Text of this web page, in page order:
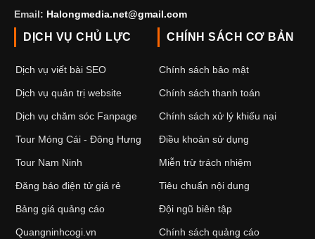
Email: Halongmedia.net@gmail.com
DỊCH VỤ CHỦ LỰC
Dịch vụ viết bài SEO
Dịch vụ quản trị website
Dịch vụ chăm sóc Fanpage
Tour Móng Cái - Đông Hưng
Tour Nam Ninh
Đăng báo điện tử giá rẻ
Bảng giá quảng cáo
Quangninhcogi.vn
CHÍNH SÁCH CƠ BẢN
Chính sách bảo mật
Chính sách thanh toán
Chính sách xử lý khiếu nại
Điều khoản sử dụng
Miễn trừ trách nhiệm
Tiêu chuẩn nội dung
Đội ngũ biên tập
Chính sách quảng cáo